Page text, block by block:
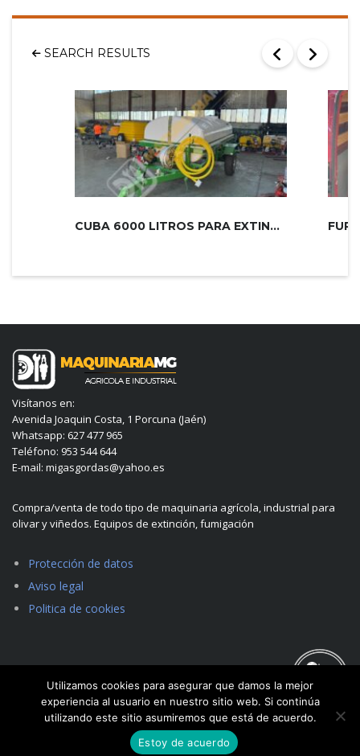
SEARCH RESULTS
CUBA 6000 LITROS PARA EXTINCIÓN DE...
Visítanos en:
Avenida Joaquin Costa, 1 Porcuna (Jaén)
Whatsapp: 627 477 965
Teléfono: 953 544 644
E-mail: migasgordas@yahoo.es
Compra/venta de todo tipo de maquinaria agrícola, industrial para
olivar y viñedos. Equipos de extinción, fumigación
Protección de datos
Aviso legal
Politica de cookies
Utilizamos cookies para asegurar que damos la mejor
experiencia al usuario en nuestro sitio web. Si continúa
utilizando este sitio asumiremos que está de acuerdo.
Estoy de acuerdo